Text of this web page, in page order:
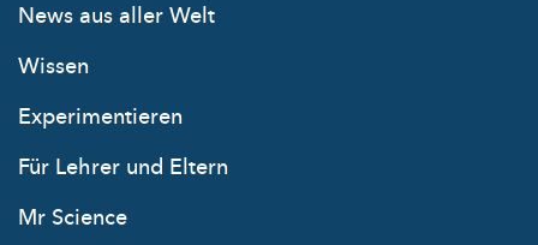
News aus aller Welt
Wissen
Experimentieren
Für Lehrer und Eltern
Mr Science